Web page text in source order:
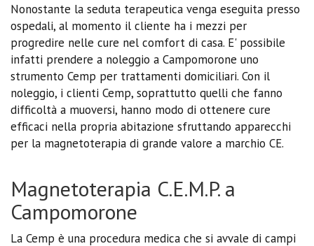
Nonostante la seduta terapeutica venga eseguita presso
ospedali, al momento il cliente ha i mezzi per
progredire nelle cure nel comfort di casa. E' possibile
infatti prendere a noleggio a Campomorone uno
strumento Cemp per trattamenti domiciliari. Con il
noleggio, i clienti Cemp, soprattutto quelli che fanno
difficoltà a muoversi, hanno modo di ottenere cure
efficaci nella propria abitazione sfruttando apparecchi
per la magnetoterapia di grande valore a marchio CE.
Magnetoterapia C.E.M.P. a
Campomorone
La Cemp è una procedura medica che si avvale di campi